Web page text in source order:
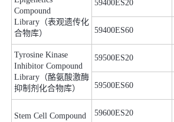
Compound
Library（表观遗传化
合物库）
59400ES20
59400ES60
Tyrosine Kinase
Inhibitor Compound
Library（酪氨酸激酶
抑制剂化合物库）
59500ES20
59500ES60
Stem Cell Compound
59600ES20